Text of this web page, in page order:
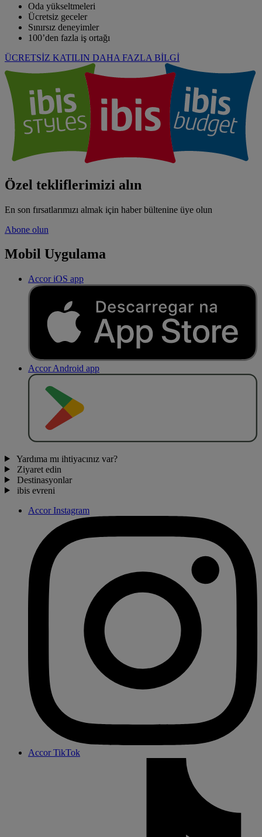
Oda yükseltmeleri
Ücretsiz geceler
Sınırsız deneyimler
100’den fazla iş ortağı
ÜCRETSİZ KATILIN DAHA FAZLA BİLGİ
Özel tekliflerimizi alın
En son fırsatlarımızı almak için haber bültenine üye olun
Abone olun
Mobil Uygulama
Accor iOS app
Accor Android app
Yardıma mı ihtiyacınız var?
Ziyaret edin
Destinasyonlar
ibis evreni
Accor Instagram
Accor TikTok